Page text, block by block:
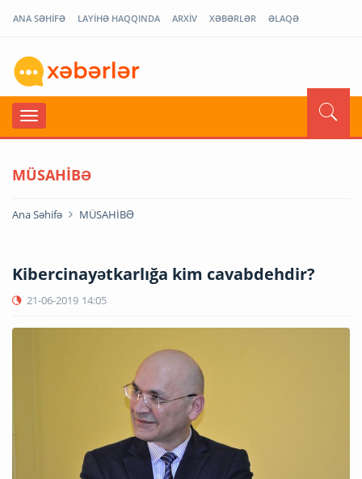
ANA SƏHİFƏ LAYİHƏ HAQQINDA ARXİV XƏBƏRLƏR ƏLAQƏ
MÜSAHİBƏ
Ana Səhifə MÜSAHİBƏ
Kibercinayətkarlığa kim cavabdehdir?
21-06-2019 14:05